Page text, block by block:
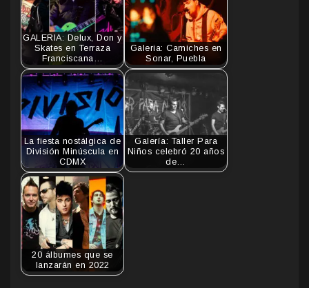
GALERIA: Delux, Don y
Skates en Terraza
Franciscana…
Galeria: Camiches en
Sonar, Puebla
La fiesta nostálgica de
División Minúscula en
CDMX
Galería: Taller Para
Niños celebró 20 años
de…
20 álbumes que se
lanzarán en 2022